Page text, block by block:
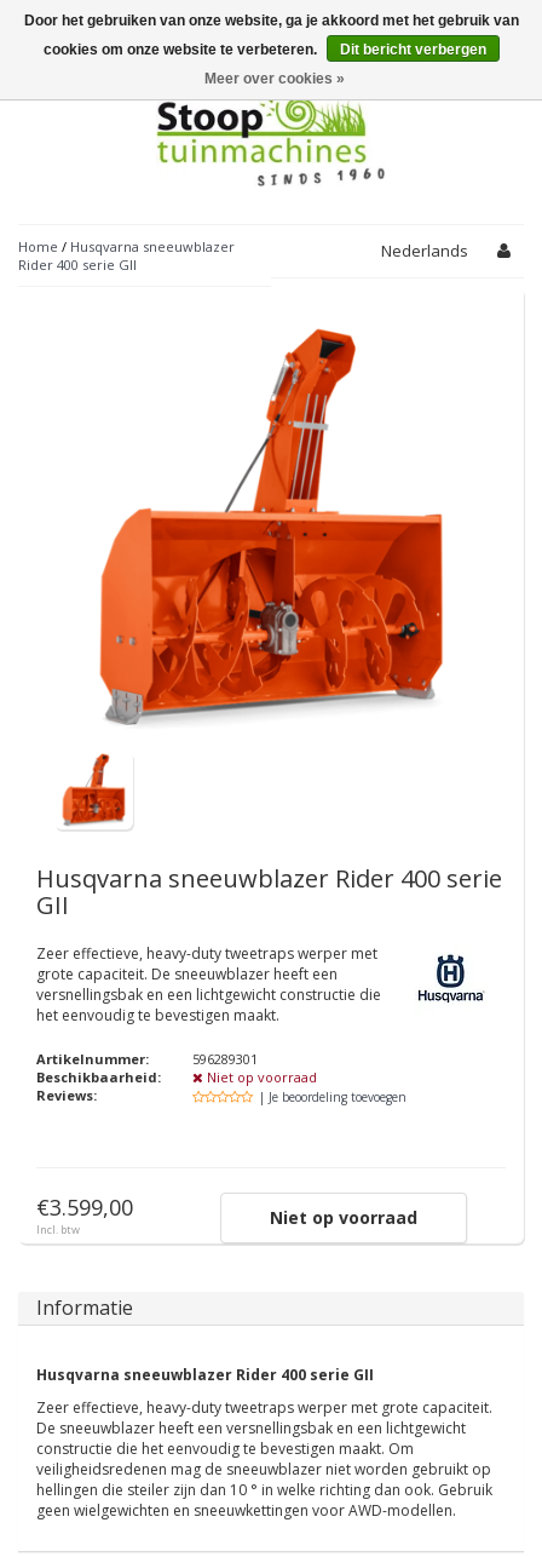
Toggle
navigation
Home / Husqvarna sneeuwblazer
Rider 400 serie GII
Nederlands
Husqvarna sneeuwblazer Rider 400 serie
GII
Zeer effectieve, heavy-duty tweetraps werper met
grote capaciteit. De sneeuwblazer heeft een
versnellingsbak en een lichtgewicht constructie die
het eenvoudig te bevestigen maakt.
Artikelnummer:
596289301
Beschikbaarheid:
Niet op voorraad
Reviews:
| Je beoordeling toevoegen
€3.599,00
Incl. btw
Niet op voorraad
Informatie
Husqvarna sneeuwblazer Rider 400 serie GII
Zeer effectieve, heavy-duty tweetraps werper met grote capaciteit.
De sneeuwblazer heeft een versnellingsbak en een lichtgewicht
constructie die het eenvoudig te bevestigen maakt. Om
veiligheidsredenen mag de sneeuwblazer niet worden gebruikt op
hellingen die steiler zijn dan 10 ° in welke richting dan ook. Gebruik
geen wielgewichten en sneeuwkettingen voor AWD-modellen.
Door het gebruiken van onze website, ga je akkoord met het gebruik van
cookies om onze website te verbeteren.
Dit bericht verbergen
Meer over cookies »